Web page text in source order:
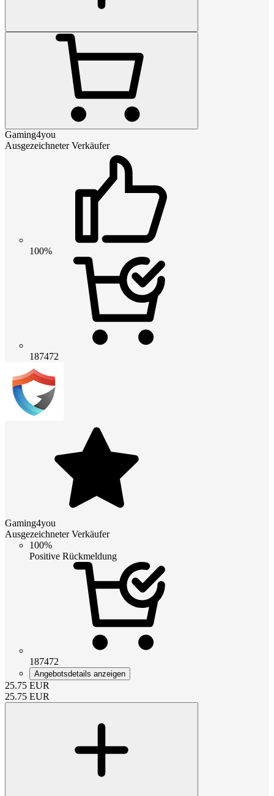
Gaming4you
Ausgezeichneter Verkäufer
100%
187472
Gaming4you
Ausgezeichneter Verkäufer
100%
Positive Rückmeldung
187472
Angebotsdetails anzeigen
25.75 EUR
25.75 EUR